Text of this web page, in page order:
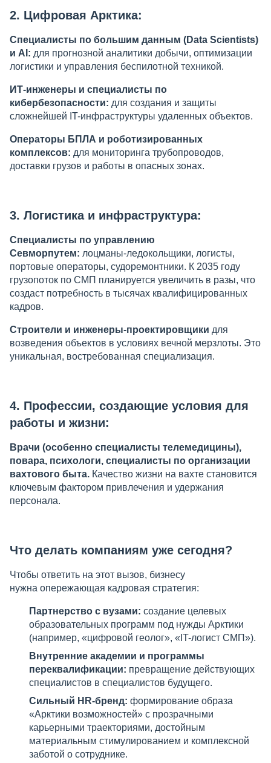
2. Цифровая Арктика:
Специалисты по большим данным (Data Scientists)
и AI : для прогнозной аналитики добычи, оптимизации
логистики и управления беспилотной техникой.
ИТ-инженеры и специалисты по
кибербезопасности: для создания и защиты
сложнейшей IT-инфраструктуры удаленных объектов.
Операторы БПЛА и роботизированных
комплексов: для мониторинга трубопроводов,
доставки грузов и работы в опасных зонах.
3. Логистика и инфраструктура:
Специалисты по управлению
Севморпутем: лоцманы-ледокольщики, логисты,
портовые операторы, судоремонтники. К 2035 году
грузопоток по СМП планируется увеличить в разы, что
создаст потребность в тысячах квалифицированных
кадров.
Строители и инженеры-проектировщики для
возведения объектов в условиях вечной мерзлоты. Это
уникальная, востребованная специализация.
4. Профессии, создающие условия для
работы и жизни:
Врачи (особенно специалисты телемедицины),
повара, психологи, специалисты по организации
вахтового быта. Качество жизни на вахте становится
ключевым фактором привлечения и удержания
персонала.
Что делать компаниям уже сегодня?
Чтобы ответить на этот вызов, бизнесу
нужна опережающая кадровая стратегия:
Партнерство с вузами: создание целевых
образовательных программ под нужды Арктики
(например, «цифровой геолог», «IT-логист СМП»).
Внутренние академии и программы
переквалификации: превращение действующих
специалистов в специалистов будущего.
Сильный HR-бренд: формирование образа
«Арктики возможностей» с прозрачными
карьерными траекториями, достойным
материальным стимулированием и комплексной
заботой о сотруднике.